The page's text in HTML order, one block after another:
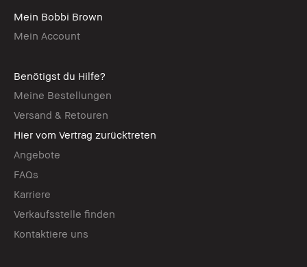
Mein Bobbi Brown
Mein Account
Benötigst du Hilfe?
Meine Bestellungen
Versand & Retouren
Hier vom Vertrag zurücktreten
Angebote
FAQs
Karriere
Verkaufsstelle finden
Kontaktiere uns